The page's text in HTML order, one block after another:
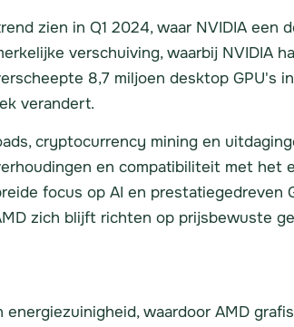
zien in Q1 2024, waar NVIDIA een
verschuiving, waarbij NVIDIA
8,7 miljoen desktop GPU's
verandert.
cryptocurrency mining en
en compatibiliteit met het
focus op AI en prestatiegedreven
zich blijft richten op prijsbewuste
waardoor AMD